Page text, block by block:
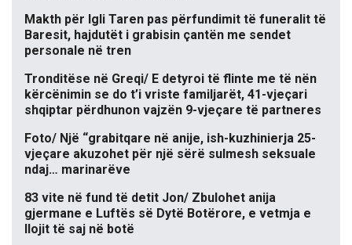
Makth për Igli Taren pas përfundimit të funeralit të
Baresit, hajdutët i grabisin çantën me sendet
personale në tren
Tronditëse në Greqi/ E detyroi të flinte me të nën
kërcënimin se do t’i vriste familjarët, 41-vjeçari
shqiptar përdhunon vajzën 9-vjeçare të partneres
Foto/ Një “grabitqare në anije, ish-kuzhinierja 25-
vjeçare akuzohet për një sërë sulmesh seksuale
ndaj… marinarëve
83 vite në fund të detit Jon/ Zbulohet anija
gjermane e Luftës së Dytë Botërore, e vetmja e
llojit të saj në botë